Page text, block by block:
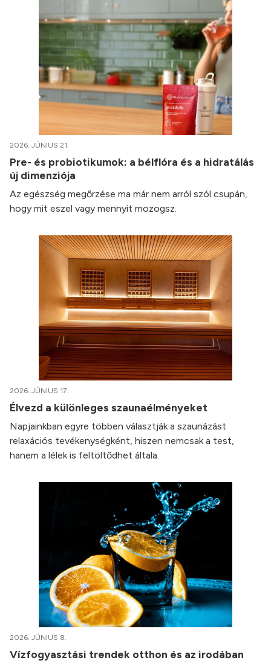
2026. JÚNIUS 21.
Pre- és probiotikumok: a bélflóra és a hidratálás
új dimenziója
Az egészség megőrzése ma már nem arról szól csupán,
hogy mit eszel vagy mennyit mozogsz.
2026. JÚNIUS 17.
Élvezd a különleges szaunaélményeket
Napjainkban egyre többen választják a szaunázást
relaxációs tevékenységként, hiszen nemcsak a test,
hanem a lélek is feltöltődhet általa.
2026. JÚNIUS 8.
Vízfogyasztási trendek otthon és az irodában